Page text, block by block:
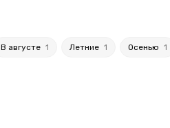
В августе 1 Летние 1 Осенью 1